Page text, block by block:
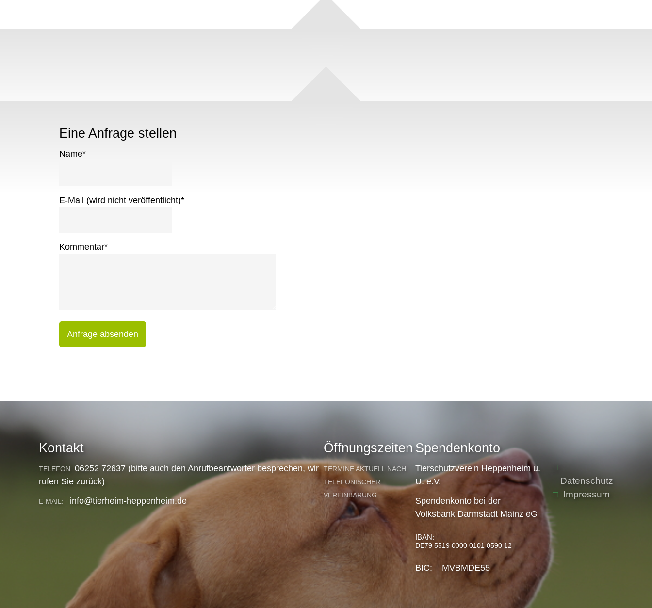
Eine Anfrage stellen
Name*
E-Mail (wird nicht veröffentlicht)*
Kommentar*
Anfrage absenden
Kontakt
TELEFON: 06252 72637 (bitte auch den Anrufbeantworter besprechen, wir
rufen Sie zurück)
E-MAIL: info@tierheim-heppenheim.de
Öffnungszeiten
TERMINE AKTUELL NACH
TELEFONISCHER
VEREINBARUNG
Spendenkonto
Tierschutzverein Heppenheim u.
U. e.V.
Spendenkonto bei der
Volksbank Darmstadt Mainz eG
IBAN:
DE79 5519 0000 0101 0590 12
BIC: MVBMDE55
Datenschutz
Impressum